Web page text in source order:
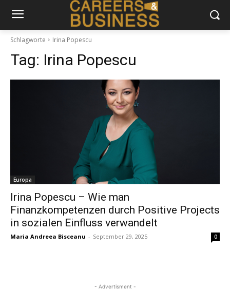
Schlagworte Irina Popescu
Tag: Irina Popescu
Europa
Irina Popescu – Wie man
Finanzkompetenzen durch Positive Projects
in sozialen Einfluss verwandelt
Maria Andreea Bisceanu - September 29, 2025 0
- Advertisment -